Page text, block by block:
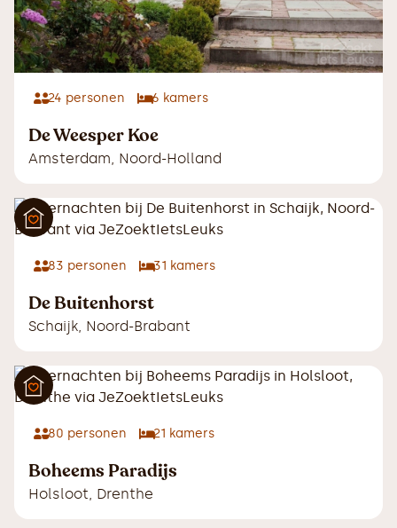
24 personen 6 kamers
De Weesper Koe
Amsterdam, Noord-Holland
83 personen 31 kamers
De Buitenhorst
Schaijk, Noord-Brabant
80 personen 21 kamers
Boheems Paradijs
Holsloot, Drenthe